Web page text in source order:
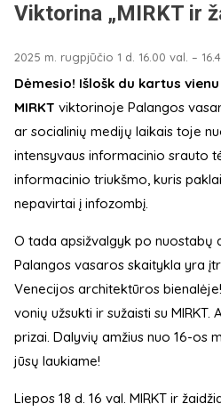
Viktorina „MIRKT ir
2025 m. rugpjūčio 1 d. 16.00 val. –
Dėmesio! Išlošk du kartus
MIRKT viktorinoje Palangos
ar socialinių medijų laikais toje
intensyvaus informacinio srauto
informacinio triukšmo, kuris
nepavirtai į infozombį.
O tada apsižvalgyk po nuostabų
Palangos vasaros skaitykla yra
Venecijos architektūros
vonių užsukti ir sužaisti su
prizai. Dalyvių amžius nuo 16-os
jūsų laukiame!
Liepos 18 d. 16 val. MIRKT ir